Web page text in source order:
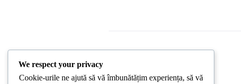
PREVIOUS POST
We respect your privacy
Cookie-urile ne ajută să vă îmbunătățim experiența, să vă